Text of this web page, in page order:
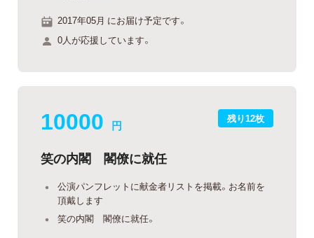
2017年05月 にお届け予定です。
0人が応援しています。
残り12枚
10000 円
笑の内閣 閣僚に就任
公演パンフレットに献金者リストを掲載。お名前を
頂戴します
笑の内閣 閣僚に就任。